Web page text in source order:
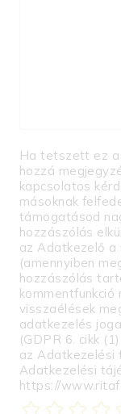
Ha tetszett ez a
hozzá
kapcsolatos
másoknak
támogatásod
hozzászólás
az Adatkezelő
(amennyiben
hozzászólás
visszaélések
adatkezelés
(GDPR 6. cikk
az Adatkezelési
Adatkezelési
https://